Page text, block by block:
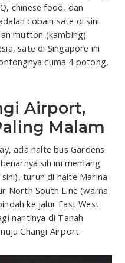
chinese food, dan
cobain sate di sini.
mutton (kambing).
sate di Singapore ini
cuma 4 potong,
Airport,
Malam
ada halte bus Gardens
sih ini memang
turun di halte Marina
North South Line (warna
ke jalur East West
nantinya di Tanah
Changi Airport.